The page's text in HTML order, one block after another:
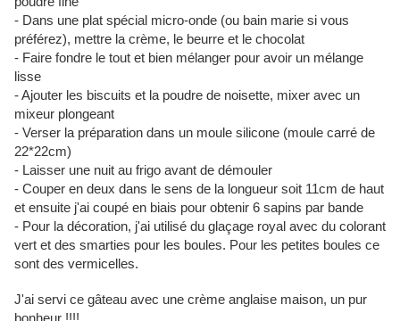
- Dans une plat spécial micro-onde (ou bain marie si vous
préférez), mettre la crème, le beurre et le chocolat
- Faire fondre le tout et bien mélanger pour avoir un mélange
lisse
- Ajouter les biscuits et la poudre de noisette, mixer avec un
mixeur plongeant
- Verser la préparation dans un moule silicone (moule carré de
22*22cm)
- Laisser une nuit au frigo avant de démouler
- Couper en deux dans le sens de la longueur soit 11cm de haut
et ensuite j'ai coupé en biais pour obtenir 6 sapins par bande
- Pour la décoration, j'ai utilisé du glaçage royal avec du colorant
vert et des smarties pour les boules. Pour les petites boules ce
sont des vermicelles.
J'ai servi ce gâteau avec une crème anglaise maison, un pur